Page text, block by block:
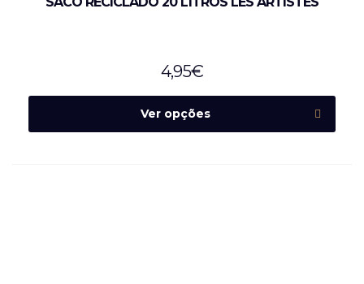
4,95€
Ver opções